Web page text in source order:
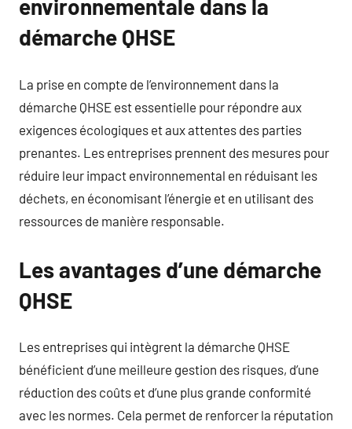
environnementale dans la
démarche QHSE
La prise en compte de l’environnement dans la
démarche QHSE est essentielle pour répondre aux
exigences écologiques et aux attentes des parties
prenantes. Les entreprises prennent des mesures pour
réduire leur impact environnemental en réduisant les
déchets, en économisant l’énergie et en utilisant des
ressources de manière responsable.
Les avantages d’une démarche
QHSE
Les entreprises qui intègrent la démarche QHSE
bénéficient d’une meilleure gestion des risques, d’une
réduction des coûts et d’une plus grande conformité
avec les normes. Cela permet de renforcer la réputation